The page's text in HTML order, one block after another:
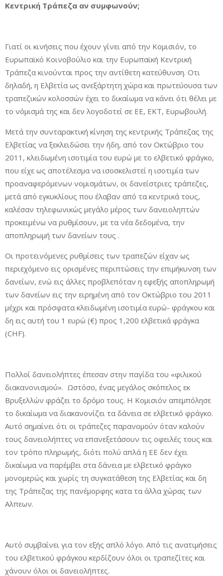
Κεντρική Τράπεζα αν συμφωνούν;
Γιατί οι κινήσεις που έχουν γίνει από την Κομισιόν, το
Ευρωπαϊκό Κοινοβούλιο και την Ευρωπαϊκή Κεντρική
Τράπεζα κινούνται προς την αντίθετη κατεύθυνση. Οτι
δηλαδή, η Ελβετία ως ανεξάρτητη χώρα και πρωτεύουσα των
τραπεζικών κολοσσών έχει το δικαίωμα να κάνει ότι θέλει με
το νόμισμά της και δεν λογοδοτεί σε ΕΕ, ΕΚΤ, Ευρωβουλή.
Μετά την συνταρακτική κίνηση της κεντρικής Τράπεζας της
Ελβετίας να ξεκλειδώσει την ήδη, από τον Οκτώβριο του
2011, κλειδωμένη ισοτιμία του ευρώ με το ελβετικό φράγκο,
που είχε ως αποτέλεσμα να ισοσκελιστεί η ισοτιμία των
προαναφερόμενων νομισμάτων, οι δανείστριες τράπεζες,
μετά από εγκυκλίους που έλαβαν από τα κεντρικά τους,
καλέσαν τηλεφωνικώς μεγάλο μέρος των δανειοληπτών
προκειμένω να ρυθμίσουν, με τα νέα δεδομένα, την
αποπληρωμή των δανείων τους .
Οι προτεινόμενες ρυθμίσεις των τραπεζών είχαν ως
περιεχόμενο εις ορισμένες περιπτώσεις την επιμήκυνση των
δανείων, ενώ εις άλλες προβλεπόταν η εφεξής αποπληρωμή
των δανείων εις την ειρημένη από τον Οκτώβριο του 2011
μέχρι και πρόσφατα κλειδωμένη ισοτιμία ευρώ- φράγκου και
δη εις αυτή του 1 ευρώ (€) προς 1,200 ελβετικά φράγκα
(CHF).
Πολλοί δανειολήπτες έπεσαν στην παγίδα του «φιλικού
διακανονισμού». Ωστόσο, ένας μεγάλος σκόπελος εκ
Βρυξελλών φράζει το δρόμο τους. Η Κομισιόν απεμπόλησε
το δικαίωμα να διακανονίζει τα δάνεια σε ελβετικό φράγκο.
Αυτό σημαίνει ότι οι τράπεζες παρανομούν όταν καλούν
τους δανειολήπτες να επανεξετάσουν τις οφειλές τους και
τον τρόπο πληρωμής, διότι πολύ απλά η ΕΕ δεν έχει
δικαίωμα να παρέμβει στα δάνεια με ελβετικό φράγκο
μονομερώς και χωρίς τη συγκατάθεση της Ελβετίας και δη
της Τράπεζας της πανέμορφης κατα τα άλλα χώρας των
Αλπεων.
Αυτό συμβαίνει για τον εξής απλό λόγο. Από τις ανατιμήσεις
του ελβετικού φράγκου κερδίζουν όλοι οι τραπεζίτες και
χάνουν όλοι οι δανειολήπτες.